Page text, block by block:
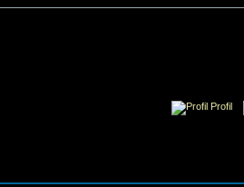
Profil